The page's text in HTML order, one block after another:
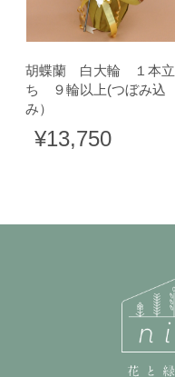
胡蝶蘭 白大輪 １本立
ち ９輪以上(つぼみ込
み）
¥13,750